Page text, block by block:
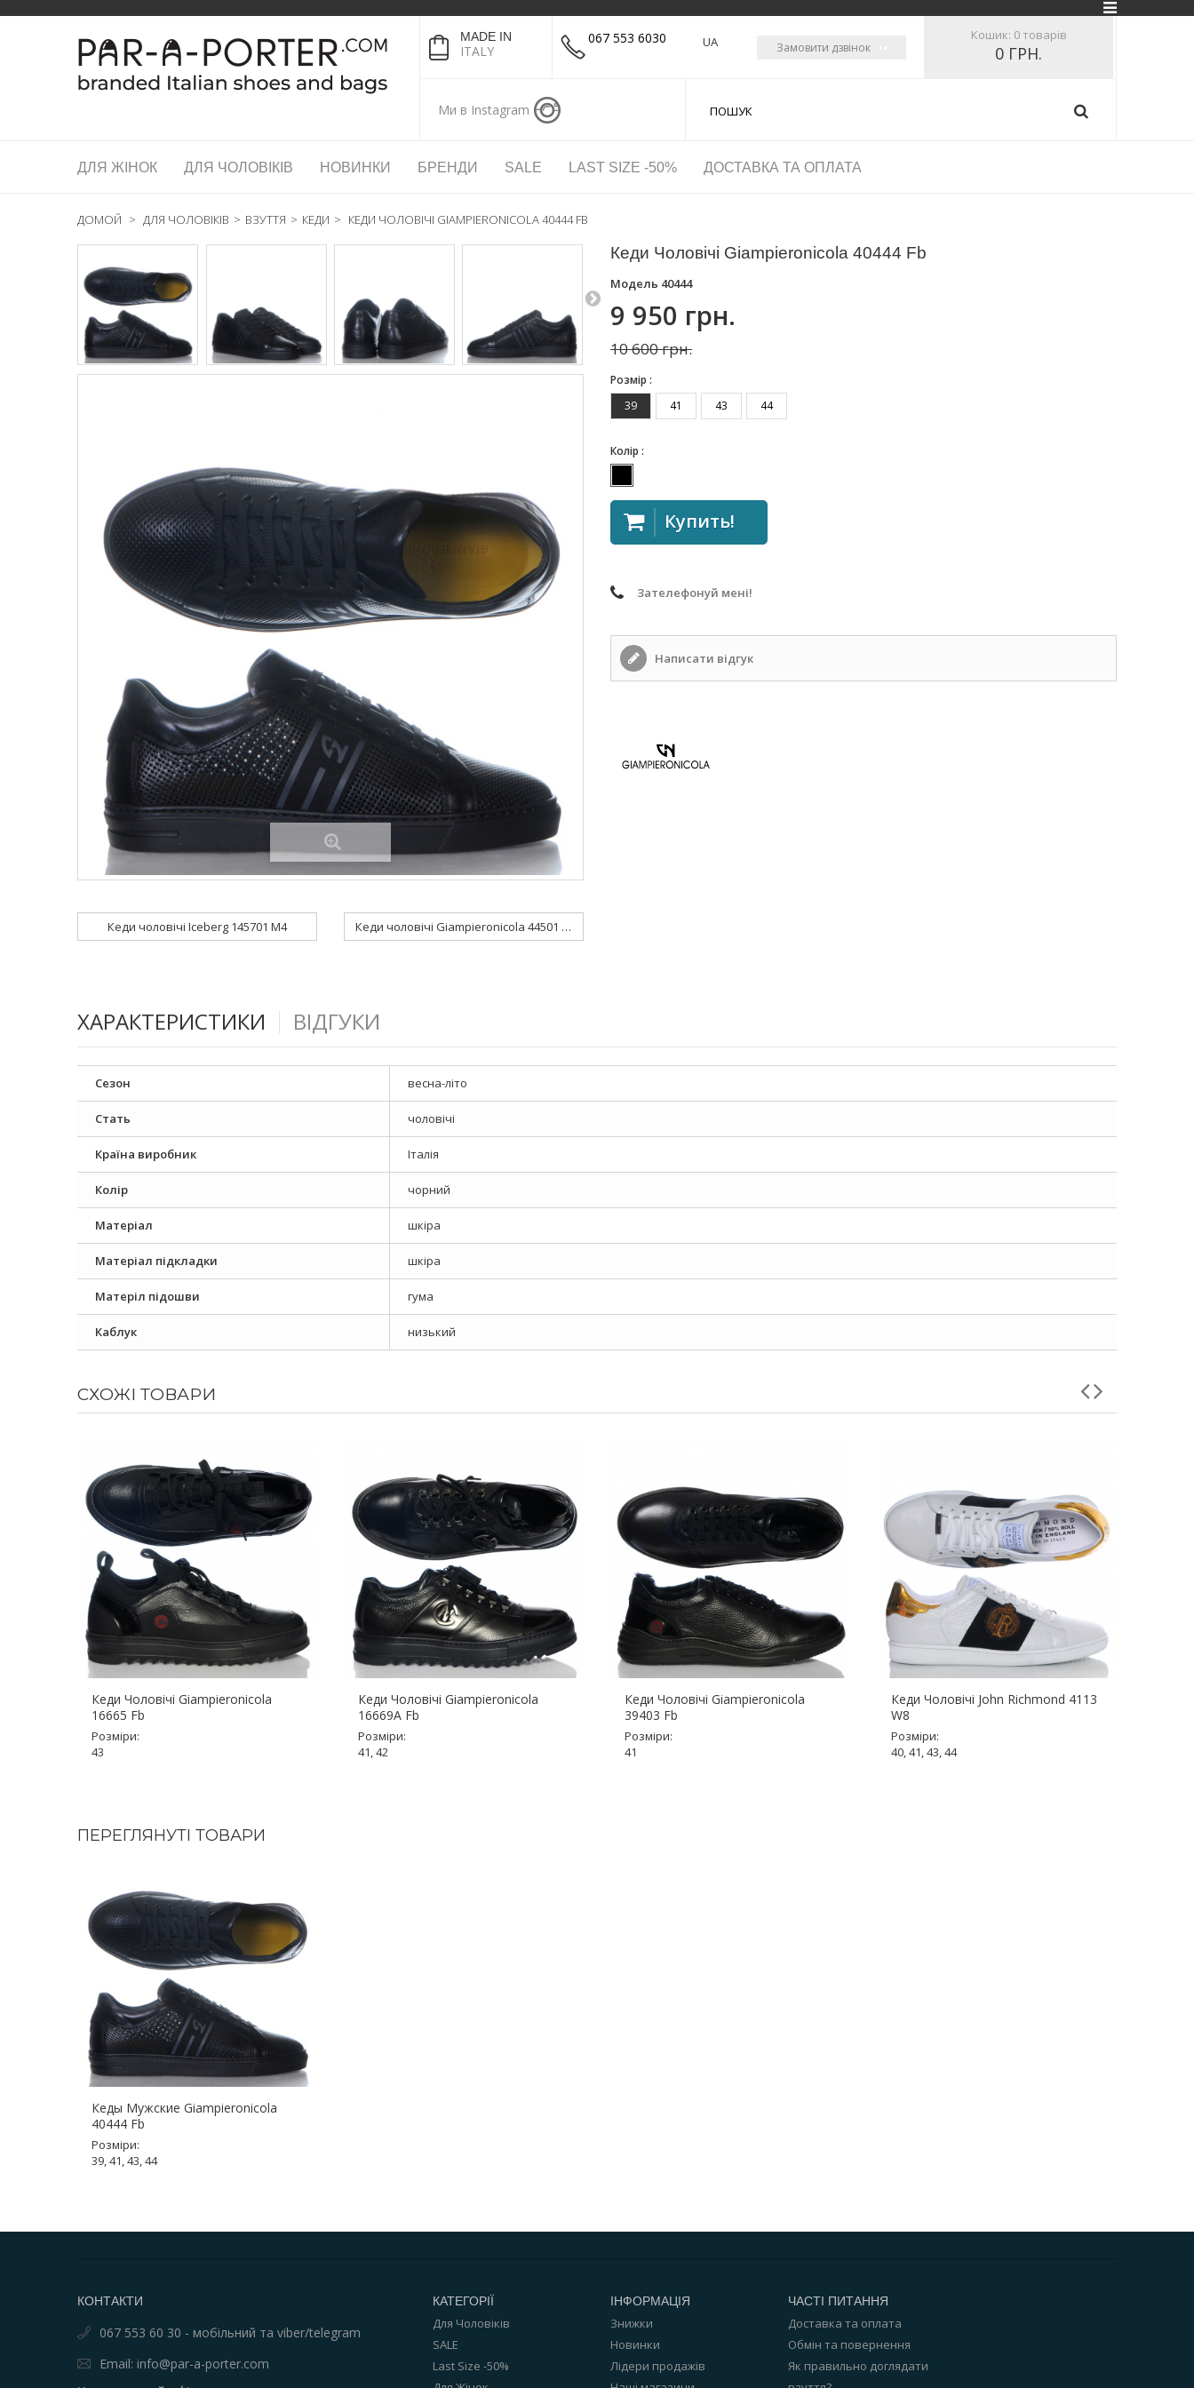
MADE IN
ITALY
067 553 6030
Ми в Instagram
UA Замовити дзвінок
Кошик: 0 товарів
0 ГРН.
ДЛЯ ЖІНОК ДЛЯ ЧОЛОВІКІВ НОВИНКИ БРЕНДИ SALE LAST SIZE -50% ДОСТАВКА ТА ОПЛАТА
ДОМОЙ > ДЛЯ ЧОЛОВІКІВ > ВЗУТТЯ > КЕДИ > КЕДИ ЧОЛОВІЧІ GIAMPIERONICOLA 40444 FB
Кеди чоловічі Iceberg 145701 M4 Кеди чоловічі Giampieronicola 44501 Fb
Кеди Чоловічі Giampieronicola 40444 Fb
Модель 40444
9 950 грн.
10 600 грн.
Розмір :
39
41 43 44
Колір :
Купить!
Зателефонуй мені!
Написати відгук
ХАРАКТЕРИСТИКИ ВІДГУКИ
Сезон весна-літо
Стать чоловічі
Країна виробник Італія
Колір чорний
Матеріал шкіра
Матеріал підкладки шкіра
Матеріл підошви гума
Каблук низький
СХОЖІ ТОВАРИ
Кеди Чоловічі Giampieronicola
16665 Fb
Розміри:
43
Кеди Чоловічі Giampieronicola
16669A Fb
Розміри:
41, 42
Кеди Чоловічі Giampieronicola
39403 Fb
Розміри:
41
Кеди Чоловічі John Richmond 4113
W8
Розміри:
40, 41, 43, 44
ПЕРЕГЛЯНУТІ ТОВАРИ
Кеды Мужские Giampieronicola
40444 Fb
Розміри:
39, 41, 43, 44
КОНТАКТИ
067 553 60 30 - мобільний та viber/telegram
Email: info@par-a-porter.com
КАТЕГОРІЇ
Для Чоловіків
SALE
Last Size -50%
ІНФОРМАЦІЯ
Знижки
Новинки
Лідери продажів
ЧАСТІ ПИТАННЯ
Доставка та оплата
Обмін та повернення
Як правильно доглядати